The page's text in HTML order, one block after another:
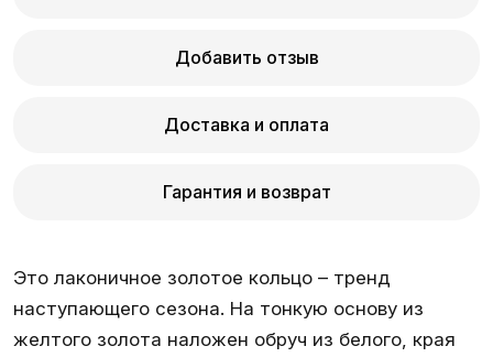
Добавить отзыв
Доставка и оплата
Гарантия и возврат
Это лаконичное золотое кольцо – тренд
наступающего сезона. На тонкую основу из
желтого золота наложен обруч из белого, края